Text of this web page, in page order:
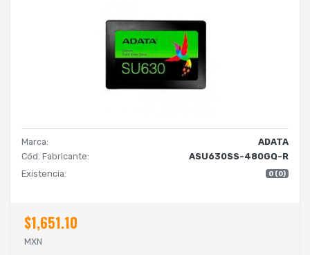
Marca:
ADATA
Cód. Fabricante:
ASU630SS-480GQ-R
Existencia:
0 (0)
$1,651.10
MXN